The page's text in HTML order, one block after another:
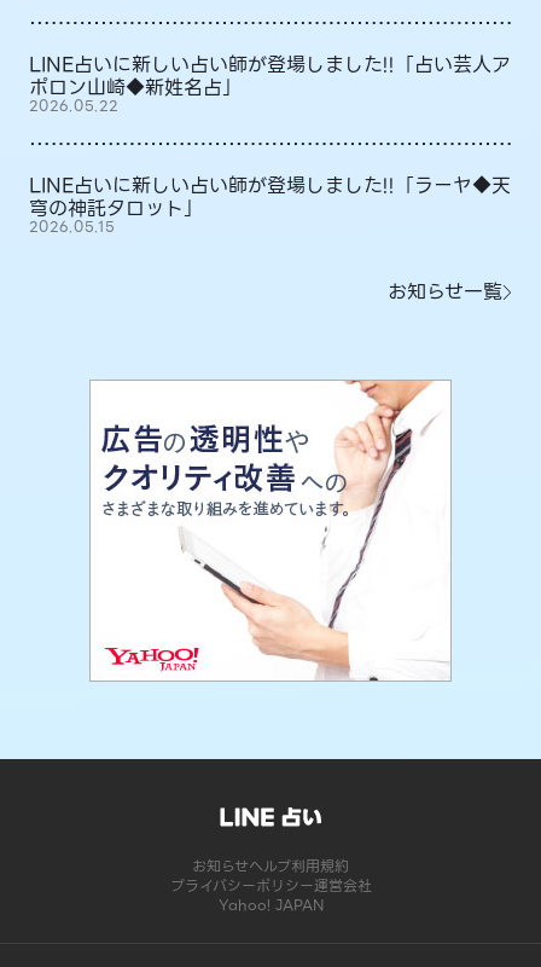
LINE占いに新しい占い師が登場しました!!「占い芸人ア
ポロン山崎◆新姓名占」
2026.05.22
LINE占いに新しい占い師が登場しました!!「ラーヤ◆天
穹の神託タロット」
2026.05.15
お知らせ一覧
お知らせヘルプ利用規約
プライバシーポリシー運営会社
Yahoo! JAPAN